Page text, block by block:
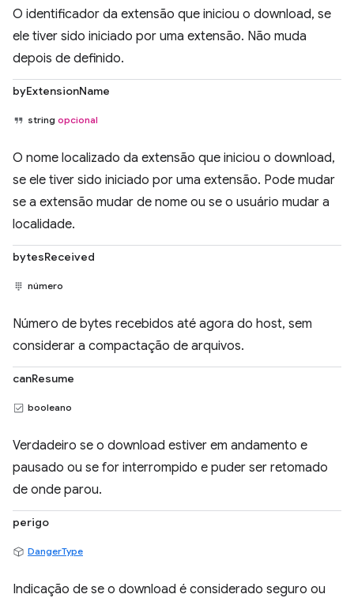
O identificador da extensão que iniciou o download, se
ele tiver sido iniciado por uma extensão. Não muda
depois de definido.
byExtensionName
string opcional
O nome localizado da extensão que iniciou o download,
se ele tiver sido iniciado por uma extensão. Pode mudar
se a extensão mudar de nome ou se o usuário mudar a
localidade.
bytesReceived
número
Número de bytes recebidos até agora do host, sem
considerar a compactação de arquivos.
canResume
booleano
Verdadeiro se o download estiver em andamento e
pausado ou se for interrompido e puder ser retomado
de onde parou.
perigo
DangerType
Indicação de se o download é considerado seguro ou